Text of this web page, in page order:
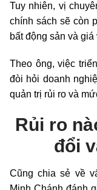
Tuy nhiên, vị
chính sách sẽ còn
bất động sản và
Theo ông, việc
đòi hỏi doanh
quản trị rủi ro và
Rủi ro
đổi
Cũng chia sẻ về